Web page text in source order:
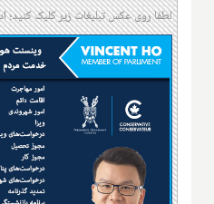
لطفا روی عکس تبلیغات زیر کلیک کنید؛